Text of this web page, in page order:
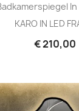
KARO IN LED
€ 210,00